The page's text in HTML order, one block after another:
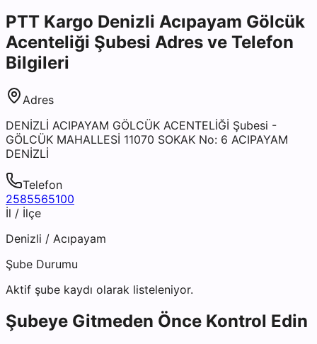
PTT Kargo Denizli Acıpayam Gölcük
Acenteliği Şubesi Adres ve Telefon
Bilgileri
Adres
DENİZLİ ACIPAYAM GÖLCÜK ACENTELİĞİ Şubesi -
GÖLCÜK MAHALLESİ 11070 SOKAK No: 6 ACIPAYAM
DENİZLİ
Telefon
2585565100
İl / İlçe
Denizli / Acıpayam
Şube Durumu
Aktif şube kaydı olarak listeleniyor.
Şubeye Gitmeden Önce Kontrol Edin